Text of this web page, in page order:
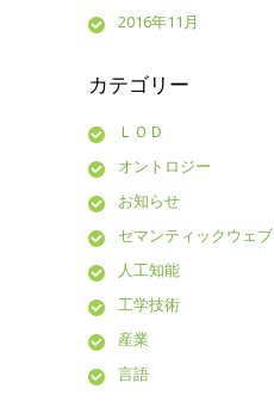
2016年11月
カテゴリー
ＬＯＤ
オントロジー
お知らせ
セマンティックウェブ
人工知能
工学技術
産業
言語